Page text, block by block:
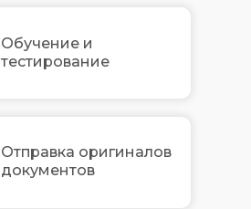
Обучение и
тестирование
Отправка оригиналов
документов